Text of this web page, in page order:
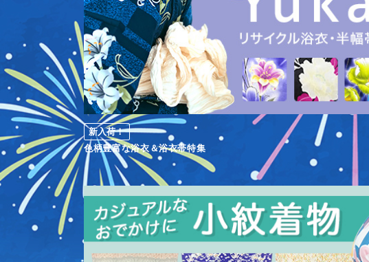
新入荷！
色柄豊富な浴衣＆浴衣帯特集